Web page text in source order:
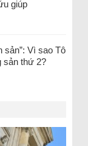
giúp
sản”: Vì sao Tô
sản thứ 2?